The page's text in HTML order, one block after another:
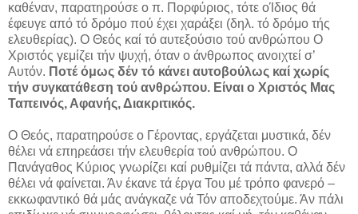
καθέναν, παρατηρούσε ο π. Πορφύριος, τότε οΊδιος θά
έφευγε από τό δρόμο πού έχει χαράξει (δηλ. τό δρόμο τής
ελευθερίας). Ο Θεός καί τό αυτεξούσιο τού ανθρώπου Ο
Χριστός γεμίζει τήν ψυχή, όταν ο άνθρωπος ανοιχτεί σ’
Αυτόν. Ποτέ όμως δέν τό κάνει αυτοβούλως καί χωρίς
τήν συγκατάθεση τού ανθρώπου. Είναι ο Χριστός Μας
Ταπεινός, Αφανής, Διακριτικός.
Ο Θεός, παρατηρούσε ο Γέροντας, εργάζεται μυστικά, δέν
θέλει νά επηρεάσει τήν ελευθερία τού ανθρώπου. Ο
Πανάγαθος Κύριος γνωρίζει καί ρυθμίζει τά πάντα, αλλά δέν
θέλει νά φαίνεται. Άν έκανε τά έργα Του μέ τρόπο φανερό –
εκκωφαντικό θά μάς ανάγκαζε νά Τόν αποδεχτούμε. Άν πάλι